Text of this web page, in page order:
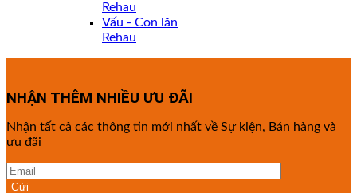
Rehau
Vấu - Con lăn
Rehau
NHẬN THÊM NHIỀU ƯU ĐÃI
Nhận tất cả các thông tin mới nhất về Sự kiện, Bán hàng và
ưu đãi